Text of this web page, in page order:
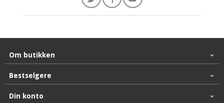
Om butikken
Bestselgere
Din konto